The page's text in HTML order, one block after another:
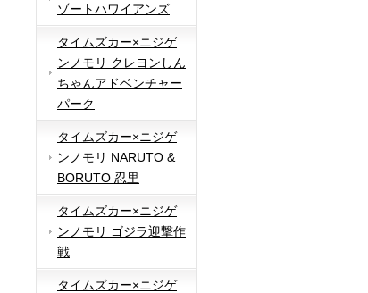
ゾートハワイアンズ
タイムズカー×ニジゲ
ンノモリ クレヨンしん
ちゃんアドベンチャー
パーク
タイムズカー×ニジゲ
ンノモリ NARUTO &
BORUTO 忍里
タイムズカー×ニジゲ
ンノモリ ゴジラ迎撃作
戦
タイムズカー×ニジゲ